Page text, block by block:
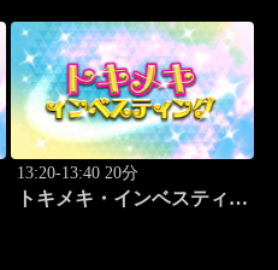
13:20-13:40 20分
トキメキ・インベスティン